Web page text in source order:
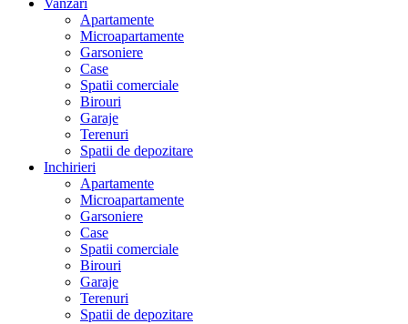
Vanzari
Apartamente
Microapartamente
Garsoniere
Case
Spatii comerciale
Birouri
Garaje
Terenuri
Spatii de depozitare
Inchirieri
Apartamente
Microapartamente
Garsoniere
Case
Spatii comerciale
Birouri
Garaje
Terenuri
Spatii de depozitare